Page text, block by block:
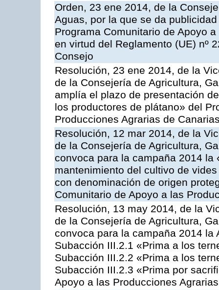
Orden, 23 ene 2014, de la
Aguas, por la que se da
Programa Comunitario de Apoyo
en virtud del Reglamento (UE) nº
Consejo
Resolución, 23 ene 2014, de la
de la Consejería de Agricultura,
amplía el plazo de presentación
los productores de plátano» del
Producciones Agrarias de
Resolución, 12 mar 2014, de la
de la Consejería de Agricultura,
convoca para la campaña 2014 la
mantenimiento del cultivo de
con denominación de origen
Comunitario de Apoyo a las
Resolución, 13 may 2014, de la
de la Consejería de Agricultura,
convoca para la campaña 2014
Subacción III.2.1 «Prima a los
Subacción III.2.2 «Prima a los
Subacción III.2.3 «Prima por
Apoyo a las Producciones